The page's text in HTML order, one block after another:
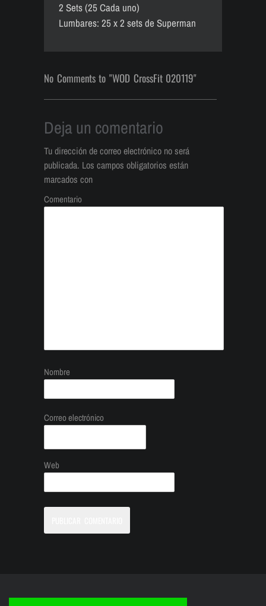
2 Sets (25 Cada uno)
Lumbares: 25 x 2 sets de Superman
No Comments to "WOD CrossFit 020119"
Deja un comentario
Tu dirección de correo electrónico no será
publicada. Los campos obligatorios están
marcados con
Comentario
Nombre
Correo electrónico
Web